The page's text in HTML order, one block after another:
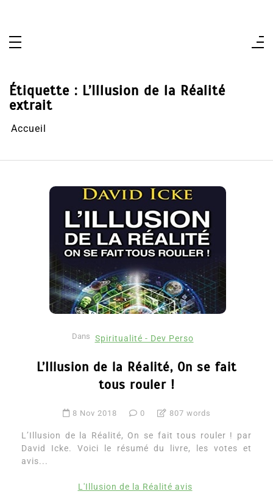
Étiquette : L’Illusion de la Réalité
extrait
Accueil
Dans Spiritualité - Dev Perso
L’Illusion de la Réalité, On se fait
tous rouler !
8 Nov 2018 0 807 words
L’Illusion de la Réalité, On se fait tous rouler ! par
David Icke. Voici le résumé du livre, les votes et
avis...
L'Illusion de la Réalité avis